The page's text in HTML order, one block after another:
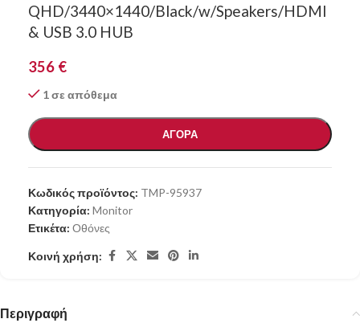
QHD/3440×1440/Black/w/Speakers/HDMI
& USB 3.0 HUB
356 €
1 σε απόθεμα
ΑΓΟΡΑ
Κωδικός προϊόντος: TMP-95937
Κατηγορία: Monitor
Ετικέτα: Οθόνες
Κοινή χρήση:
Περιγραφή